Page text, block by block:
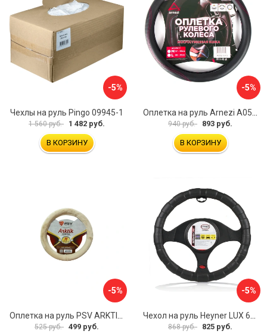
-5%
Чехлы на руль Pingo 09945-1
1 560 руб. 1 482 руб.
В КОРЗИНУ
-5%
940 руб. 893 руб.
В КОРЗИНУ
-5%
525 руб. 499 руб.
-5%
868 руб. 825 руб.